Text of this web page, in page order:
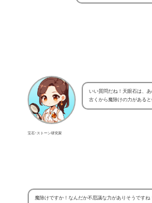
宝石･ストーン研究家
いい質問だね！天眼石は、
古くから魔除けの力があると
魔除けですか！なんだか不思議な力がありそうですね